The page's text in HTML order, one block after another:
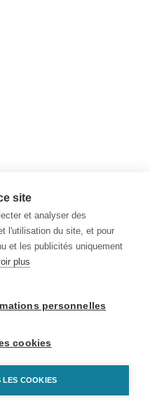
site
et analyser des
l'utilisation du site, et pour
et les publicités uniquement
plus
personnelles
cookies
LES COOKIES